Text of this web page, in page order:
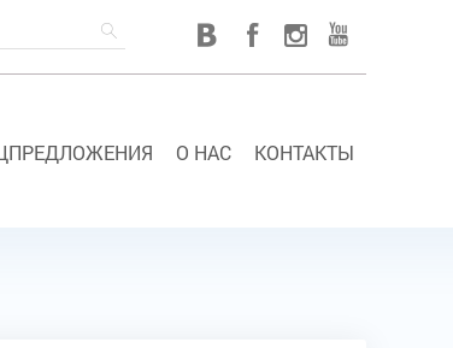
О НАС КОНТАКТЫ